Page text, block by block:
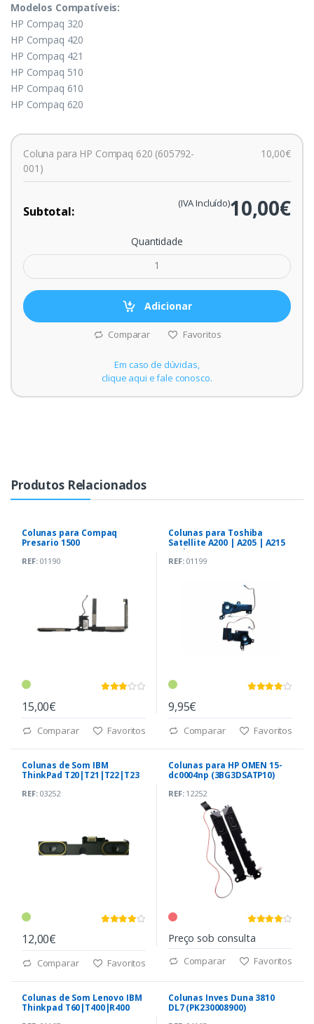
Modelos Compatíveis:
HP Compaq 320
HP Compaq 420
HP Compaq 421
HP Compaq 510
HP Compaq 610
HP Compaq 620
Coluna para HP Compaq 620 (605792-
001)
10,00€
Subtotal: 10,00€
(IVA Incluído)
Quantidade
Adicionar
Comparar Favoritos
Em caso de dúvidas,
clique aqui e fale conosco.
Produtos Relacionados
Colunas para Compaq
Presario 1500
REF:01190
15,00€
Comparar Favoritos
Colunas para Toshiba
Satellite A200 | A205 | A215
Series
(PK230006R10|PK230007F00)
REF:01199
9,95€
Comparar Favoritos
Colunas de Som IBM
ThinkPad T20|T21|T22|T23
REF:03252
12,00€
Comparar Favoritos
Colunas para HP OMEN 15-
dc0004np (3BG3DSATP10)
REF:12252
Preço sob consulta
Comparar Favoritos
Colunas de Som Lenovo IBM
Thinkpad T60|T400|R400
Colunas Inves Duna 3810
DL7 (PK230008900)